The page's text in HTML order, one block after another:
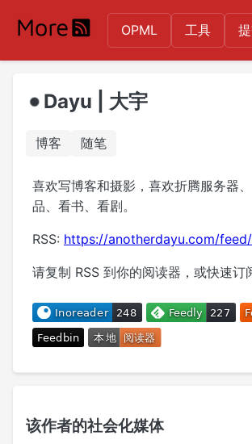
OPML 工具
Dayu | 大宇
博客 随笔
喜欢写博客和摄影，喜欢折腾服务器
品、看书、看剧。
RSS: https://anotherdayu.com/feed/
请复制 RSS 到你的阅读器，或快速订
该作者的社会化媒体